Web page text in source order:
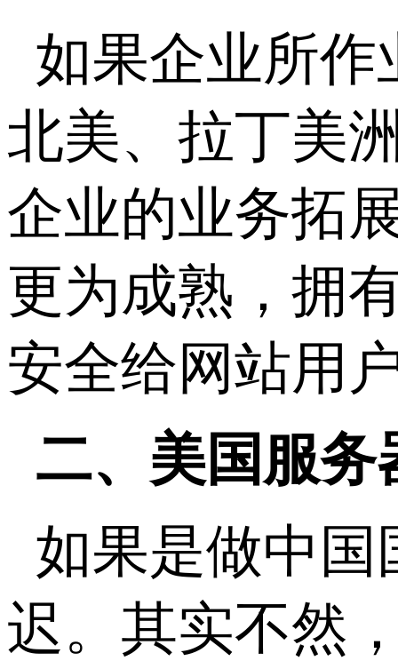
如果企业所作
北美、拉丁美
企业的业务拓
更为成熟，拥
安全给网站用
二、美国服务
如果是做中国
迟。其实不然